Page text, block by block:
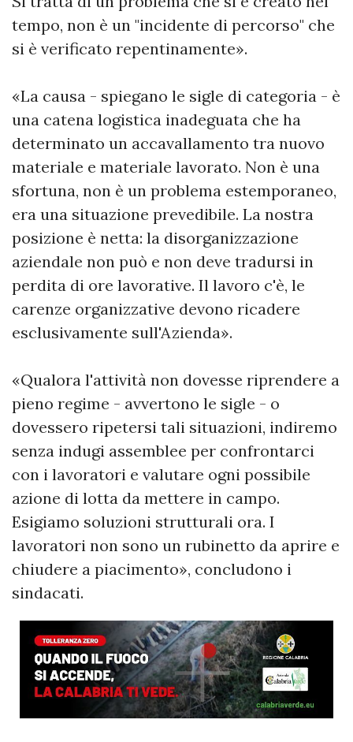
tempo, non è un "incidente di percorso" che
si è verificato repentinamente».
«La causa - spiegano le sigle di categoria - è
una catena logistica inadeguata che ha
determinato un accavallamento tra nuovo
materiale e materiale lavorato. Non è una
sfortuna, non è un problema estemporaneo,
era una situazione prevedibile. La nostra
posizione è netta: la disorganizzazione
aziendale non può e non deve tradursi in
perdita di ore lavorative. Il lavoro c'è, le
carenze organizzative devono ricadere
esclusivamente sull'Azienda».
«Qualora l'attività non dovesse riprendere a
pieno regime - avvertono le sigle - o
dovessero ripetersi tali situazioni, indiremo
senza indugi assemblee per confrontarci
con i lavoratori e valutare ogni possibile
azione di lotta da mettere in campo.
Esigiamo soluzioni strutturali ora. I
lavoratori non sono un rubinetto da aprire e
chiudere a piacimento», concludono i
sindacati.